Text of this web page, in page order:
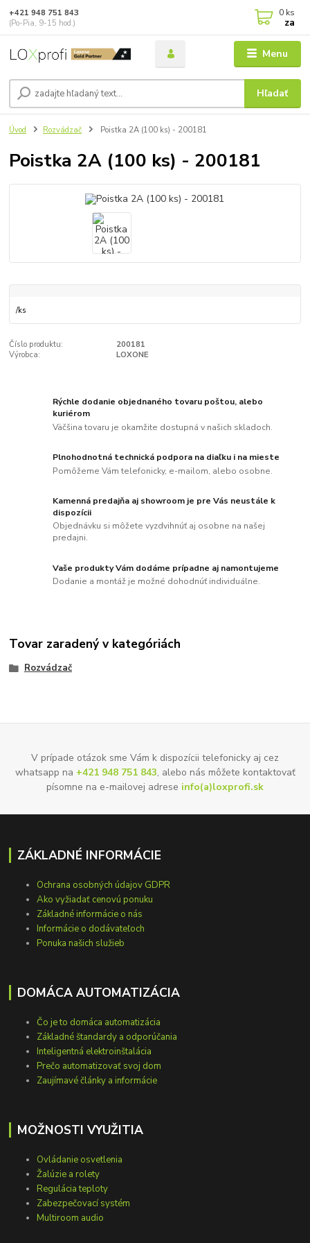
Menu
Hľadať
+421 948 751 843
(Po-Pia, 9-15 hod.)
0 ks
za
Úvod Rozvádzač Poistka 2A (100 ks) - 200181
Poistka 2A (100 ks) - 200181
/ks
Číslo produktu:
200181
Výrobca:
LOXONE
Rýchle dodanie objednaného tovaru poštou, alebo
kuriérom
Väčšina tovaru je okamžite dostupná v našich skladoch.
Plnohodnotná technická podpora na diaľku i na mieste
Pomôžeme Vám telefonicky, e-mailom, alebo osobne.
Kamenná predajňa aj showroom je pre Vás neustále k
dispozícii
Objednávku si môžete vyzdvihnúť aj osobne na našej
predajni.
Vaše produkty Vám dodáme prípadne aj namontujeme
Dodanie a montáž je možné dohodnúť individuálne.
Tovar zaradený v kategóriách
Rozvádzač
V prípade otázok sme Vám k dispozícii telefonicky aj cez
whatsapp na +421 948 751 843, alebo nás môžete kontaktovať
písomne na e-mailovej adrese info(a)loxprofi.sk
ZÁKLADNÉ INFORMÁCIE
Ochrana osobných údajov GDPR
Ako vyžiadať cenovú ponuku
Základné informácie o nás
Informácie o dodávateľoch
Ponuka našich služieb
DOMÁCA AUTOMATIZÁCIA
Čo je to domáca automatizácia
Základné štandardy a odporúčania
Inteligentná elektroinštalácia
Prečo automatizovať svoj dom
Zaujímavé články a informácie
MOŽNOSTI VYUŽITIA
Ovládanie osvetlenia
Žalúzie a rolety
Regulácia teploty
Zabezpečovací systém
Multiroom audio